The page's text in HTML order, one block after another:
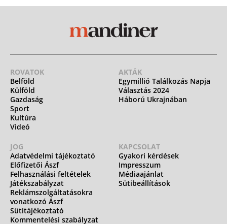
ROVATOK
Belföld
Külföld
Gazdaság
Sport
Kultúra
Videó
AKTÁK
Egymillió Találkozás Napja
Választás 2024
Háború Ukrajnában
JOG
Adatvédelmi tájékoztató
Előfizetői Ászf
Felhasználási feltételek
Játékszabályzat
Reklámszolgáltatásokra
vonatkozó Ászf
Sütitájékoztató
Kommentelési szabályzat
KAPCSOLAT
Gyakori kérdések
Impresszum
Médiaajánlat
Sütibeállítások